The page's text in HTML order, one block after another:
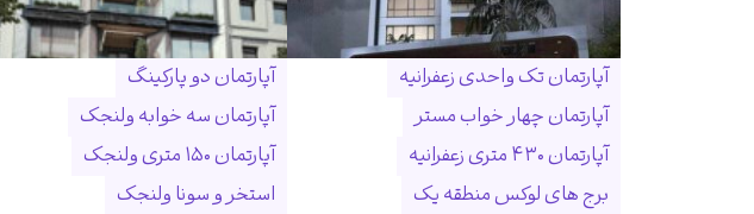
آپارتمان تک واحدی زعفرانیه
آپارتمان چهار خواب مستر
آپارتمان ۴۳۰ متری زعفرانیه
برج های لوکس منطقه یک
آپارتمان دو پارکینگ
آپارتمان سه خوابه ولنجک
آپارتمان ۱۵۰ متری ولنجک
استخر و سونا ولنجک